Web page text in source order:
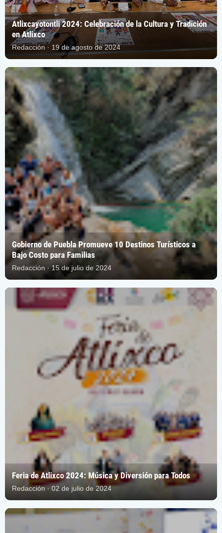
Atlixcayotontli 2024: Celebración de la Cultura y Tradición
en Atlixco
Redacción · 19 de agosto de 2024
Gobierno de Puebla Promueve 10 Destinos Turísticos a
Bajo Costo para Familias
Redacción · 15 de julio de 2024
Feria de Atlixco 2024: Música y Diversión para Todos
Redacción · 02 de julio de 2024